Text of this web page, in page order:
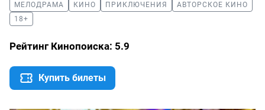
МЕЛОДРАМА КИНО ПРИКЛЮЧЕНИЯ
АВТОРСКОЕ КИНО
18+
Рейтинг Кинопоиска: 5.9
Купить билеты